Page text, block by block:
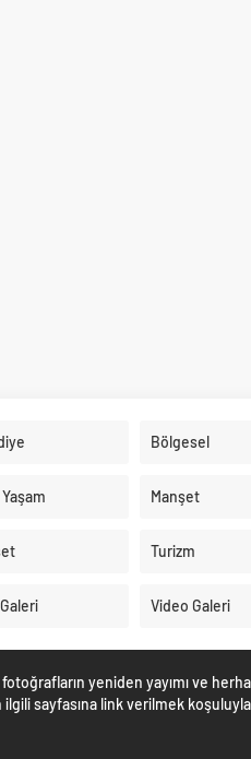
Bölgesel
Manşet
Turizm
Video Galeri
yeniden yayımı ve
ilgili sayfasına link verilmek